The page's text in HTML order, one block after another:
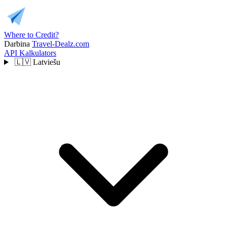
Where to Credit?
Darbina Travel-Dealz.com
API Kalkulators
🇱🇻 Latviešu